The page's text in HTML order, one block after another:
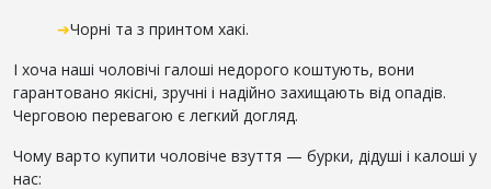
➔Чорні та з принтом хакі.
І хоча наші чоловічі галоші недорого коштують, вони
гарантовано якісні, зручні і надійно захищають від опадів.
Черговою перевагою є легкий догляд.
Чому варто купити чоловіче взуття — бурки, дідуші і калоші у
нас: